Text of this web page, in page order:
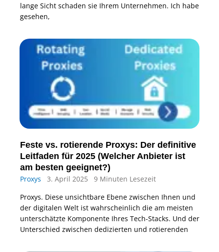
lange Sicht schaden sie Ihrem Unternehmen. Ich habe
gesehen,
Feste vs. rotierende Proxys: Der definitive
Leitfaden für 2025 (Welcher Anbieter ist
am besten geeignet?)
Proxys 3. April 2025
9 Minuten Lesezeit
Proxys. Diese unsichtbare Ebene zwischen Ihnen und
der digitalen Welt ist wahrscheinlich die am meisten
unterschätzte Komponente Ihres Tech-Stacks. Und der
Unterschied zwischen dedizierten und rotierenden